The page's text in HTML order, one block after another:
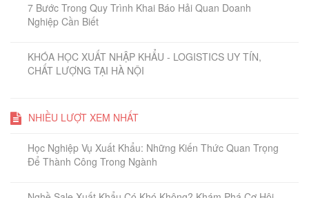
7 Bước Trong Quy Trình Khai Báo Hải Quan Doanh
Nghiệp Cần Biết
KHÓA HỌC XUẤT NHẬP KHẨU - LOGISTICS UY TÍN,
CHẤT LƯỢNG TẠI HÀ NỘI
NHIỀU LƯỢT XEM NHẤT
Học Nghiệp Vụ Xuất Khẩu: Những Kiến Thức Quan Trọng
Để Thành Công Trong Ngành